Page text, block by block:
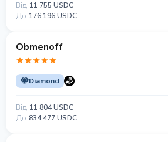
Від 11 755 USDC
До 176 196 USDC
Obmenoff
Diamond
Від 11 804 USDC
До 834 477 USDC